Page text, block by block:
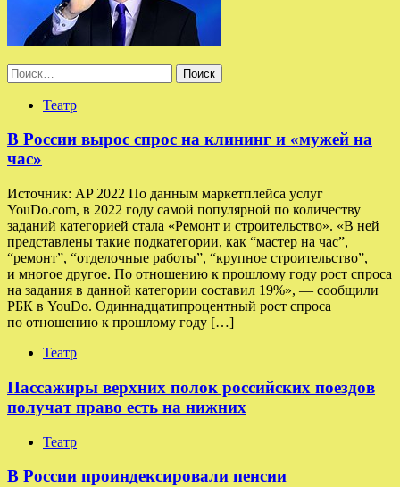
Найти:
Театр
В России вырос спрос на клининг и «мужей на
час»
Источник: AP 2022 По данным маркетплейса услуг
YouDo.com, в 2022 году самой популярной по количеству
заданий категорией стала «Ремонт и строительство». «В ней
представлены такие подкатегории, как “мастер на час”,
“ремонт”, “отделочные работы”, “крупное строительство”,
и многое другое. По отношению к прошлому году рост спроса
на задания в данной категории составил 19%», — сообщили
РБК в YouDo. Одиннадцатипроцентный рост спроса
по отношению к прошлому году […]
Театр
Пассажиры верхних полок российских поездов
получат право есть на нижних
Театр
В России проиндексировали пенсии